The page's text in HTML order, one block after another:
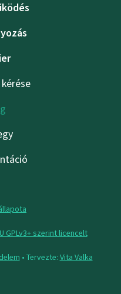
GPLv3+ szerint licencelt
• Tervezte: Vita Valka